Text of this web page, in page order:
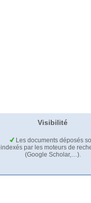
Visibilité
Les documents déposés
indexés par les moteurs de
(Google Scholar,…).